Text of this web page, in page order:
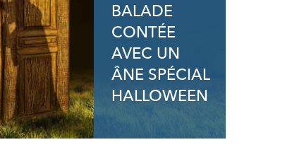
BALADE
CONTÉE
AVEC UN
ÂNE SPÉCIAL
HALLOWEEN